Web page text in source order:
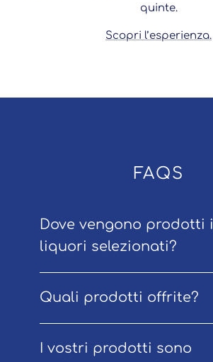
quinte.
Scopri l’esperienza.
FAQS
Dove vengono prodotti i
liquori selezionati?
Quali prodotti offrite?
I vostri prodotti sono